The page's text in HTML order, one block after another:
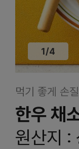
1/4
먹기 좋게 손
한우 채
원산지 :